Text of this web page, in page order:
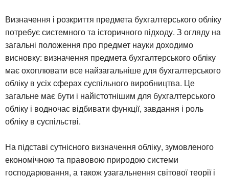
Визначення і розкриття предмета бухгалтерського обліку
потребує системного та історичного підходу. З огляду на
загальні положення про предмет науки доходимо
висновку: визначення предмета бухгалтерського обліку
має охоплювати все найзагальніше для бухгалтерського
обліку в усіх сферах суспільного виробництва. Це
загальне має бути і найістотнішим для бухгалтерського
обліку і водночас відбивати функції, завдання і роль
обліку в суспільстві.
На підставі сутнісного визначення обліку, зумовленого
економічною та правовою природою системи
господарювання, а також узагальнення світової теорії і